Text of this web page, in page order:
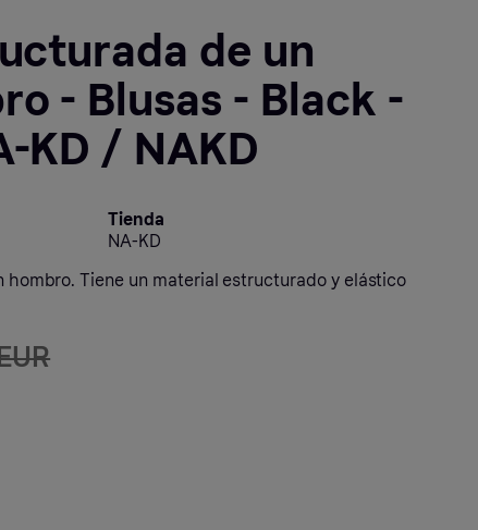
de un
- Blusas - Black -
KD / NAKD
Tienda
NA-KD
hombro. Tiene un material estructurado y elástico